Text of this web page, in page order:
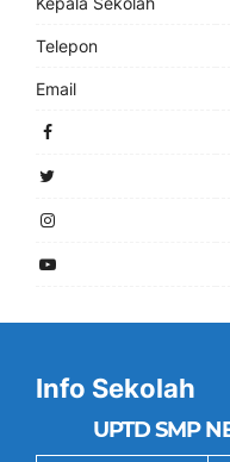
Telepon
Email
Info Sekolah
UPTD SMP